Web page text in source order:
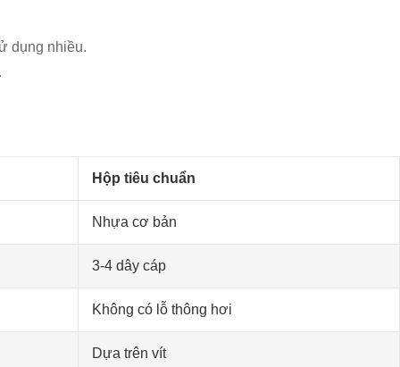
dụng nhiều.
Hộp tiêu chuẩn
Nhựa cơ bản
3-4 dây cáp
Không có lỗ thông hơi
Dựa trên vít